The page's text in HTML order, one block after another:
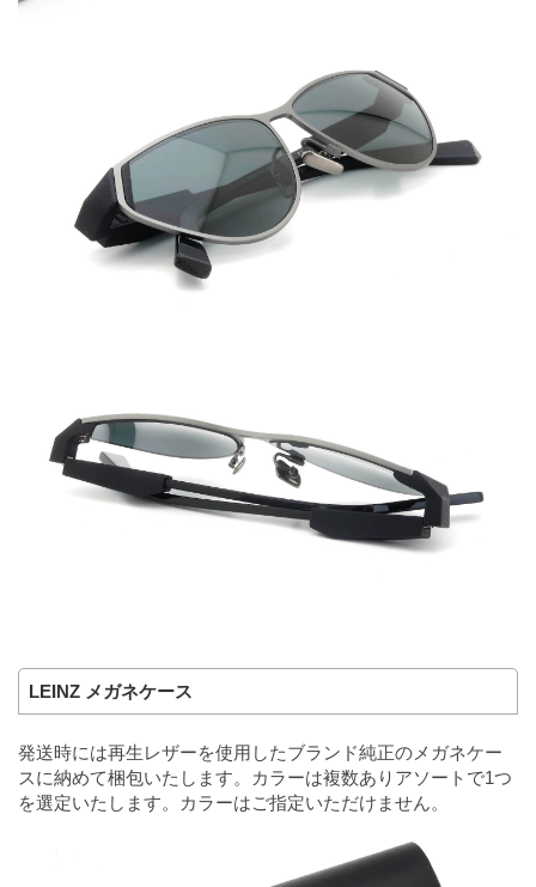
LEINZ メガネケース
発送時には再生レザーを使用したブランド純正のメガネケー
スに納めて梱包いたします。カラーは複数ありアソートで1つ
を選定いたします。カラーはご指定いただけません。